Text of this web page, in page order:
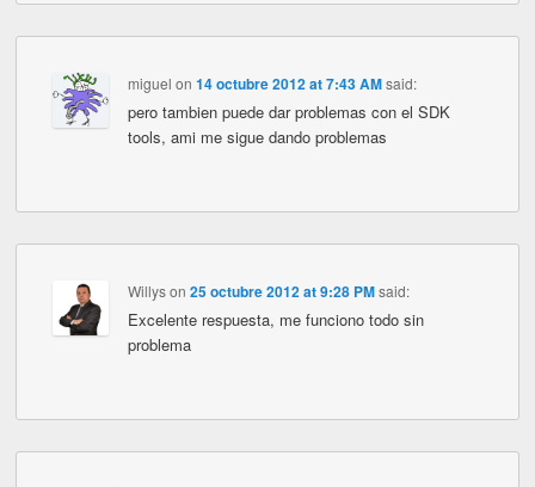
miguel on 14 octubre 2012 at 7:43 AM said:
pero tambien puede dar problemas con el SDK
tools, ami me sigue dando problemas
Willyson 25 octubre 2012 at 9:28 PM said:
Excelente respuesta, me funciono todo sin
problema